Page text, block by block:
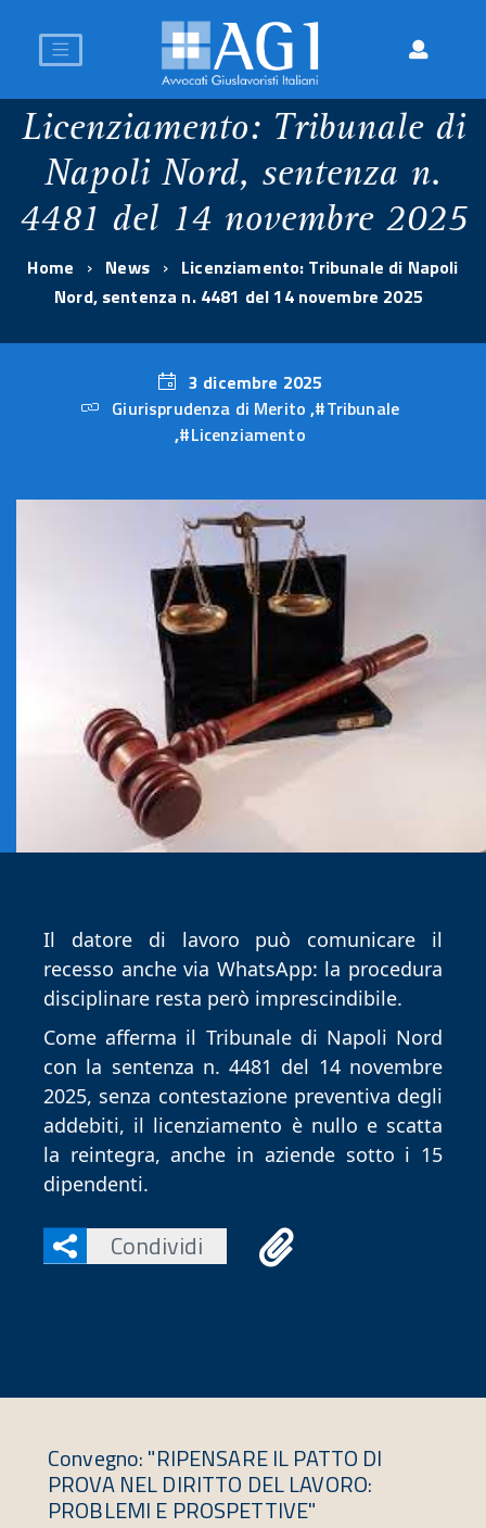
Licenziamento: Tribunale di
Napoli Nord, sentenza n.
4481 del 14 novembre 2025
Home News
Licenziamento: Tribunale di Napoli
Nord, sentenza n. 4481 del 14 novembre 2025
3 dicembre 2025
3
Giurisprudenza di Merito ,#Tribunale
,#Licenziamento
Il datore di lavoro può comunicare il
recesso anche via WhatsApp: la procedura
disciplinare resta però imprescindibile.
Come afferma il Tribunale di Napoli Nord
con la sentenza n. 4481 del 14 novembre
2025, senza contestazione preventiva degli
addebiti, il licenziamento è nullo e scatta
la reintegra, anche in aziende sotto i 15
dipendenti.
Condividi
Convegno: "RIPENSARE IL PATTO DI
PROVA NEL DIRITTO DEL LAVORO:
PROBLEMI E PROSPETTIVE"